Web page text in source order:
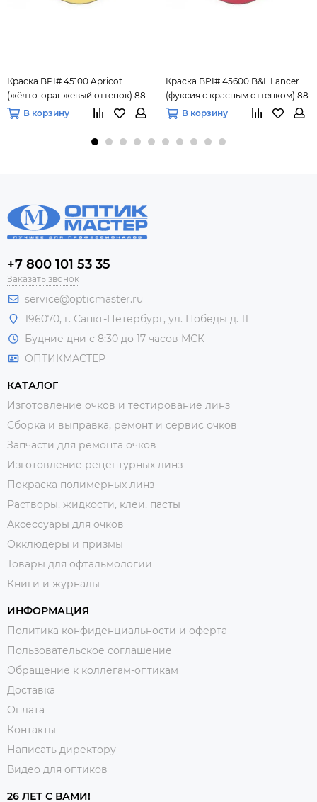
Краска BPI# 45100 Apricot
(жёлто-оранжевый оттенок) 88
мл. В корзину
Краска BPI# 45600 B&L Lancer
(фуксия с красным оттенком) 88
мл. В корзину
+7 800 101 53 35
Заказать звонок
service@opticmaster.ru
196070, г. Санкт-Петербург, ул. Победы д. 11
Будние дни с 8:30 до 17 часов МСК
ОПТИКМАСТЕР
КАТАЛОГ
Изготовление очков и тестирование линз
Сборка и выправка, ремонт и сервис очков
Запчасти для ремонта очков
Изготовление рецептурных линз
Покраска полимерных линз
Растворы, жидкости, клеи, пасты
Аксессуары для очков
Окклюдеры и призмы
Товары для офтальмологии
Книги и журналы
ИНФОРМАЦИЯ
Политика конфиденциальности и оферта
Пользовательское соглашение
Обращение к коллегам-оптикам
Доставка
Оплата
Контакты
Написать директору
Видео для оптиков
26 ЛЕТ С ВАМИ!